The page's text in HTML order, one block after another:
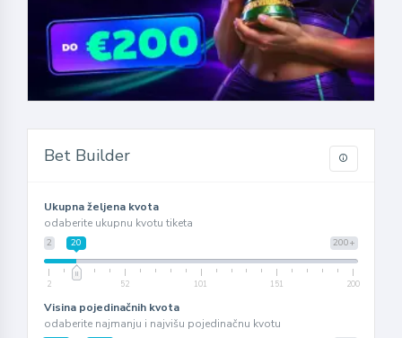
Bet Builder
Ukupna željena kvota
odaberite ukupnu kvotu tiketa
2 200+
20
2 52 101 151 200
Visina pojedinačnih kvota
odaberite najmanju i najvišu pojedinačnu kvotu